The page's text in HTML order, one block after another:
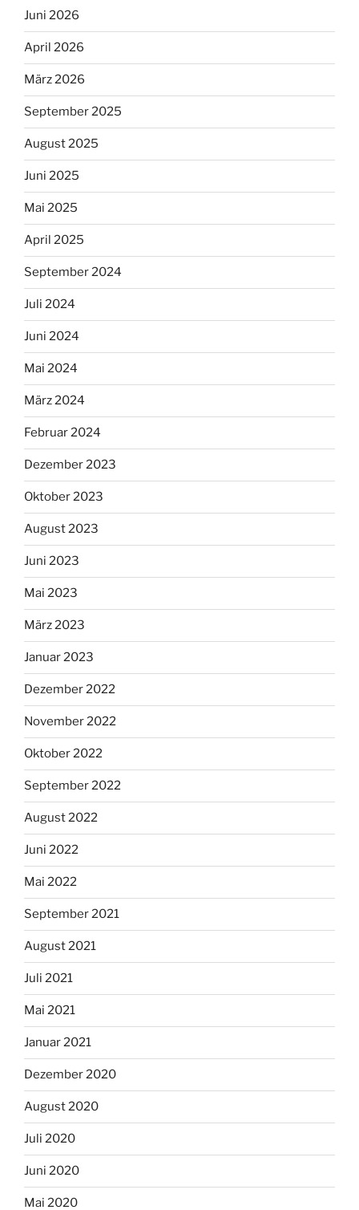
Juni 2026
April 2026
März 2026
September 2025
August 2025
Juni 2025
Mai 2025
April 2025
September 2024
Juli 2024
Juni 2024
Mai 2024
März 2024
Februar 2024
Dezember 2023
Oktober 2023
August 2023
Juni 2023
Mai 2023
März 2023
Januar 2023
Dezember 2022
November 2022
Oktober 2022
September 2022
August 2022
Juni 2022
Mai 2022
September 2021
August 2021
Juli 2021
Mai 2021
Januar 2021
Dezember 2020
August 2020
Juli 2020
Juni 2020
Mai 2020